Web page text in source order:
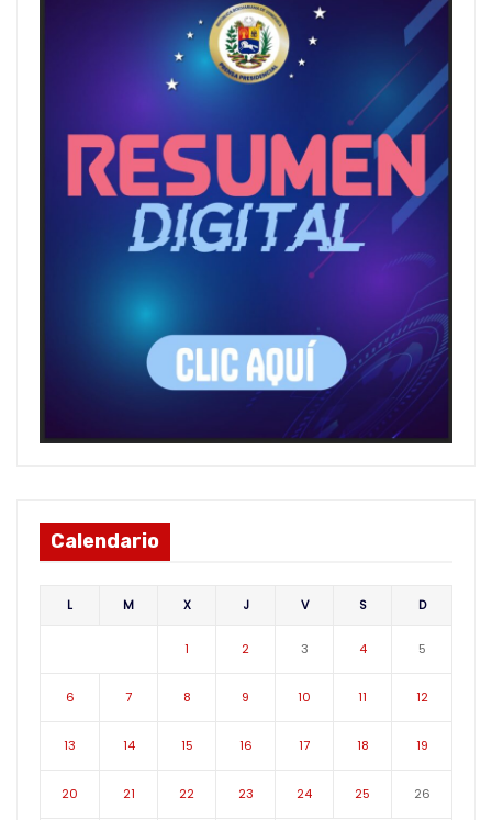
Calendario
L M X J V S D
1 2 3 4 5
6 7 8 9 10 11 12
13 14 15 16 17 18 19
20 21 22 23 24 25 26